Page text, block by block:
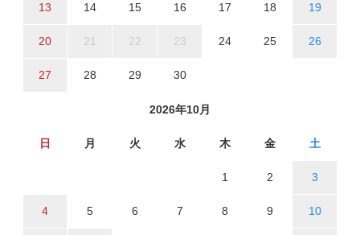
13 14 15 16 17 18 19
20 21 22 23 24 25 26
27 28 29 30
2026年10月
日 月 火 水 木 金 土
1 2 3
4 5 6 7 8 9 10